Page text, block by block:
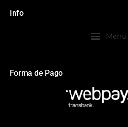
Info
Forma de Pago